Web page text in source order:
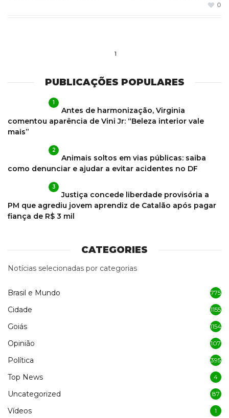
0
1
PUBLICAÇÕES POPULARES
1
Antes de harmonização, Virginia
comentou aparência de Vini Jr: “Beleza interior vale
mais”
2
Animais soltos em vias públicas: saiba
como denunciar e ajudar a evitar acidentes no DF
3
Justiça concede liberdade provisória a
PM que agrediu jovem aprendiz de Catalão após pagar
fiança de R$ 3 mil
CATEGORIES
Notícias selecionadas por categorias
Brasil e Mundo 775
Cidade 1155
Goiás 1154
Opinião 107
Política 395
Top News 4
Uncategorized 87
Vídeos 1